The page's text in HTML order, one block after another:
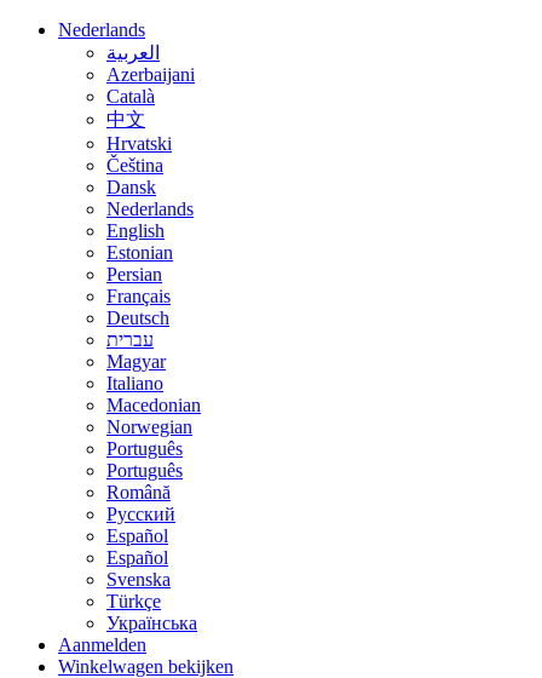
Nederlands
العربية
Azerbaijani
Català
中文
Hrvatski
Čeština
Dansk
Nederlands
English
Estonian
Persian
Français
Deutsch
עברית
Magyar
Italiano
Macedonian
Norwegian
Português
Português
Română
Русский
Español
Español
Svenska
Türkçe
Українська
Aanmelden
Winkelwagen bekijken